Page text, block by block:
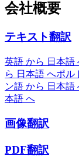
会社概要
テキスト翻訳
英語 から 日本語
ら 日本語 へポル
ン語 から 日本語
本語 へ
画像翻訳
PDF翻訳